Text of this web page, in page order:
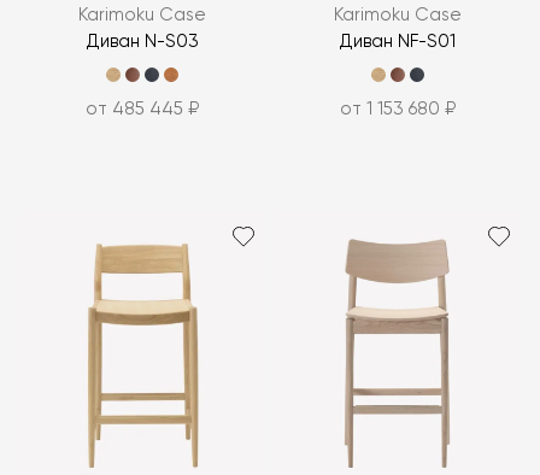
Karimoku Case
Диван N-S03
от 485 445 ₽
Karimoku Case
Диван NF-S01
от 1 153 680 ₽